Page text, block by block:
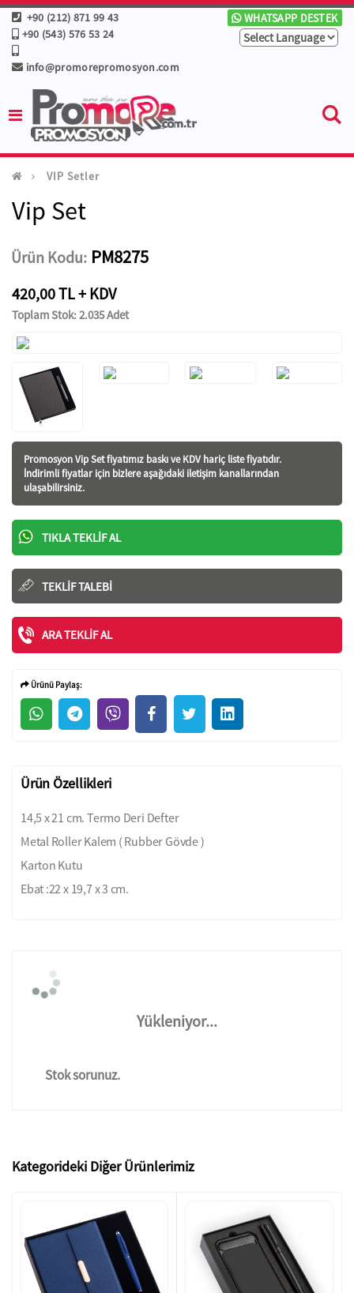
+90 (212) 871 99 43
+90 (543) 576 53 24
info@promorepromosyon.com
WHATSAPP DESTEK
VIP Setler
Vip Set
Ürün Kodu: PM8275
420,00 TL + KDV
Toplam Stok: 2.035 Adet
Promosyon Vip Set fiyatımız baskı ve KDV hariç liste fiyatıdır.
İndirimli fiyatlar için bizlere aşağıdaki iletişim kanallarından
ulaşabilirsiniz.
TIKLA TEKLIF AL
TEKLIF TALEBI
ARA TEKLIF AL
Ürünü Paylaş:
Ürün Özellikleri
14,5 x 21 cm. Termo Deri Defter
Metal Roller Kalem ( Rubber Gövde )
Karton Kutu
Ebat :22 x 19,7 x 3 cm.
Yükleniyor...
Stok sorunuz.
Kategorideki Diğer Ürünlerimiz